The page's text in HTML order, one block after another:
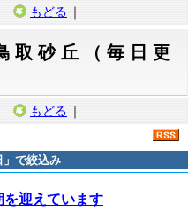
もどる ｜
取砂丘（毎日更
もどる ｜
」で絞込み
迎えています